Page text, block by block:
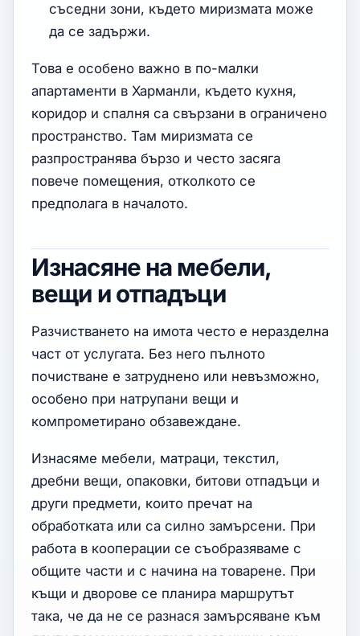
съседни зони, където миризмата може
да се задържи.
Това е особено важно в по-малки
апартаменти в Харманли, където кухня,
коридор и спалня са свързани в ограничено
пространство. Там миризмата се
разпространява бързо и често засяга
повече помещения, отколкото се
предполага в началото.
Изнасяне на мебели,
вещи и отпадъци
Разчистването на имота често е неразделна
част от услугата. Без него пълното
почистване е затруднено или невъзможно,
особено при натрупани вещи и
компрометирано обзавеждане.
Изнасяме мебели, матраци, текстил,
дребни вещи, опаковки, битови отпадъци и
други предмети, които пречат на
обработката или са силно замърсени. При
работа в кооперации се съобразяваме с
общите части и с начина на товарене. При
къщи и дворове се планира маршрутът
така, че да не се разнася замърсяване към